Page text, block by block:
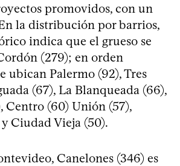
promovidos, con un
la distribución por barrios,
indica que el grueso se
(279); en orden
ubican Palermo (92), Tres
(67), La Blanqueada (66),
Centro (60) Unión (57),
Ciudad Vieja (50).
Canelones (346) es